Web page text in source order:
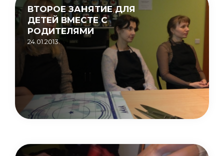
ВТОРОЕ ЗАНЯТИЕ ДЛЯ
ДЕТЕЙ ВМЕСТЕ С
РОДИТЕЛЯМИ
24.01.2013.